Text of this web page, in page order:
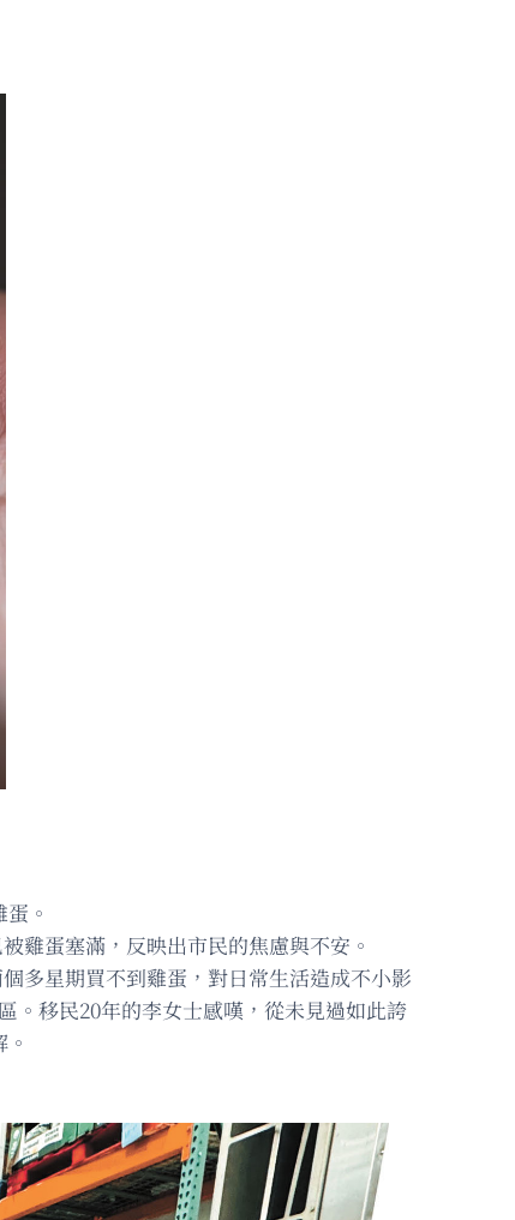
。
雞蛋塞滿，反映出市民的焦慮與不安。
多星期買不到雞蛋，對日常生活造成不小影
移民20年的李女士感嘆，從未見過如此誇